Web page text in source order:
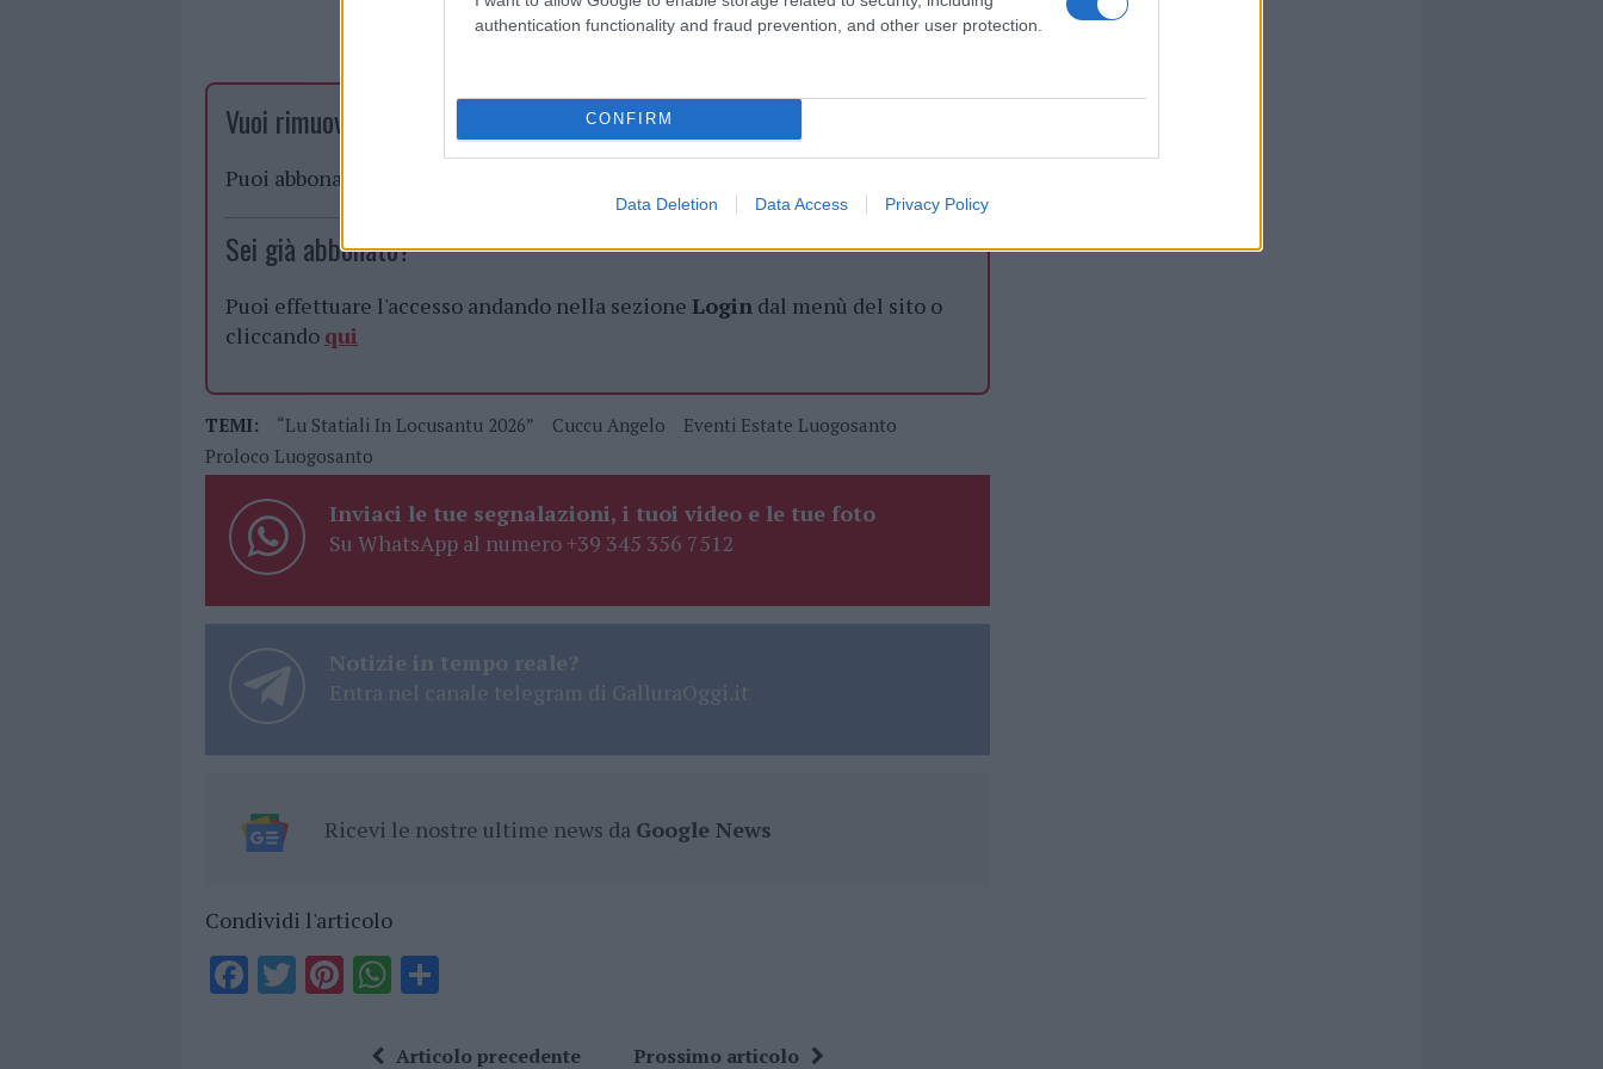
authentication functionality and fraud prevention, and other user protection.
CONFIRM
Data Deletion Data Access Privacy Policy
Vuoi rimuovere le pubblicità nazionali?
Puoi abbonarti a
Sei già abbonato?
Puoi effettuare l'accesso andando nella sezione Login dal menù del sito o
cliccando qui
TEMI: “Lu Statiali In Locusantu 2026” Cuccu Angelo
Eventi Estate Luogosanto
Proloco Luogosanto
Inviaci le tue segnalazioni, i tuoi video e le tue foto
Su WhatsApp al numero +39 345 356 7512
Notizie in tempo reale?
Entra nel canale telegram di GalluraOggi.it
Ricevi le nostre ultime news da Google News
Condividi l'articolo
F T Pi
te
W
ata
Articolo precedente Prossimo articolo